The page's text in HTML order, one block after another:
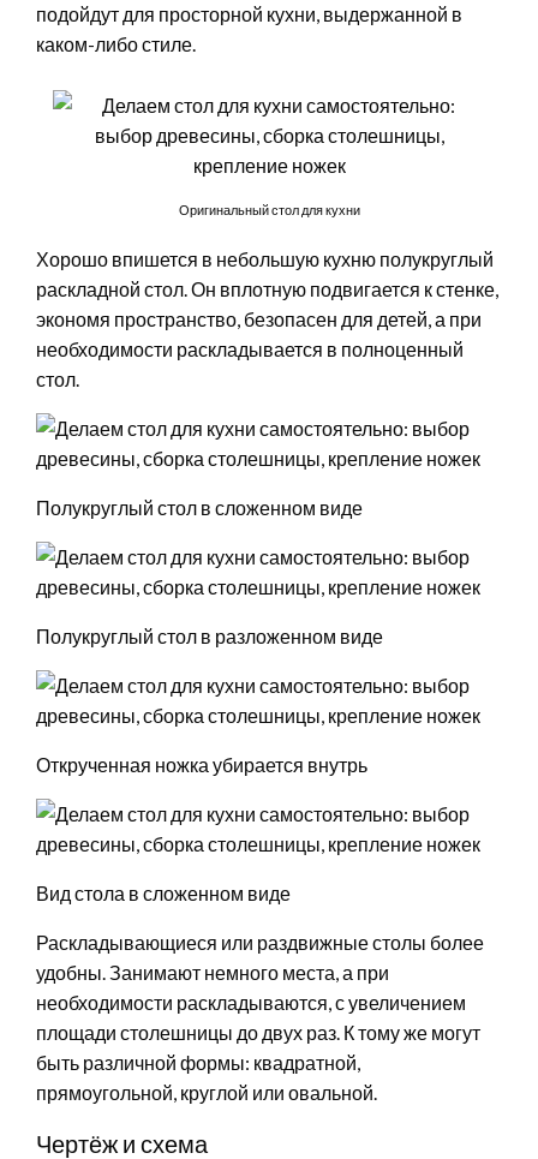
подойдут для просторной кухни, выдержанной в
каком-либо стиле.
Оригинальный стол для кухни
Хорошо впишется в небольшую кухню полукруглый
раскладной стол. Он вплотную подвигается к стенке,
экономя пространство, безопасен для детей, а при
необходимости раскладывается в полноценный
стол.
Полукруглый стол в сложенном виде
Полукруглый стол в разложенном виде
Открученная ножка убирается внутрь
Вид стола в сложенном виде
Раскладывающиеся или раздвижные столы более
удобны. Занимают немного места, а при
необходимости раскладываются, с увеличением
площади столешницы до двух раз. К тому же могут
быть различной формы: квадратной,
прямоугольной, круглой или овальной.
Чертёж и схема